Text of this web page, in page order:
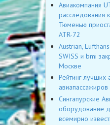
Авиакомпания
расследования
Тюменью
ATR-72
Austrian,
SWISS и bmi
Москве
Рейтинг лучших
авиапассажиров
Сингапурские
оборудование
всемирно